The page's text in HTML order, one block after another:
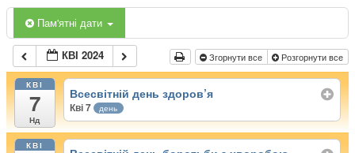
Пам'ятні дати
КВІ 2024 Згорнути все Розгорнути все
КВІ
7
Нд
Всесвітній день здоров’я
Кві 7 день
КВІ